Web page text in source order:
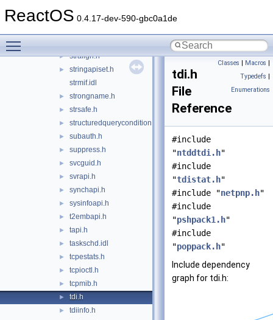
ReactOS 0.4.17-dev-590-gbc0a1de
► sti.h
► stralign.h
►
stringapiset.h
strmif.idl
► strongname.h
► strsafe.h
► structuredquerycondition.idl
► subauth.h
► suppress.h
► svcguid.h
► svrapi.h
► synchapi.h
► sysinfoapi.h
► t2embapi.h
► tapi.h
► taskschd.idl
► tcpestats.h
► tcpioctl.h
► tcpmib.h
► tdi.h
► tdiinfo.h
Classes | Macros |
Typedefs |
Enumerations
tdi.h
File
Reference
#include
"ntddtdi.h"
#include
"tdistat.h"
#include "netpnp.h"
#include
"pshpack1.h"
#include
"poppack.h"
Include dependency
graph for tdi.h: